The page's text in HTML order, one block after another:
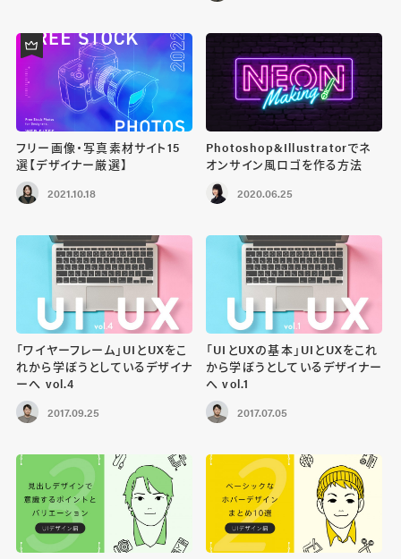
フリー画像・写真素材サイト15
選【デザイナー厳選】
2021.10.18
Photoshop&Illustratorでネ
オンサイン風ロゴを作る方法
2020.06.25
「ワイヤーフレーム」UIとUXをこ
れから学ぼうとしているデザイナ
ーへ vol.4
2017.09.25
「UIとUXの基本」UIとUXをこれ
から学ぼうとしているデザイナー
へ vol.1
2017.07.05